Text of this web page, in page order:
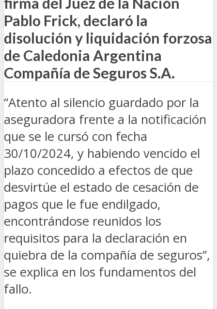
Pablo Frick, declaró la
disolución y liquidación forzosa
de Caledonia Argentina
Compañía de Seguros S.A.
“Atento al silencio guardado por la
aseguradora frente a la notificación
que se le cursó con fecha
30/10/2024, y habiendo vencido el
plazo concedido a efectos de que
desvirtúe el estado de cesación de
pagos que le fue endilgado,
encontrándose reunidos los
requisitos para la declaración en
quiebra de la compañía de seguros”,
se explica en los fundamentos del
fallo.